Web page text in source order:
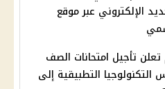
الإلكتروني عبر موقع
تعلن تأجيل امتحانات الصف
التكنولوجيا التطبيقية إلى